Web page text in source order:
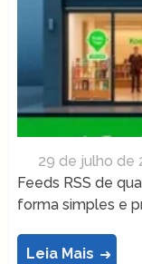
29 de julho de
Feeds RSS de
forma simples e
Leia Mais